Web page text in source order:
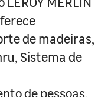
de madeiras,
Sistema de
de pessoas,